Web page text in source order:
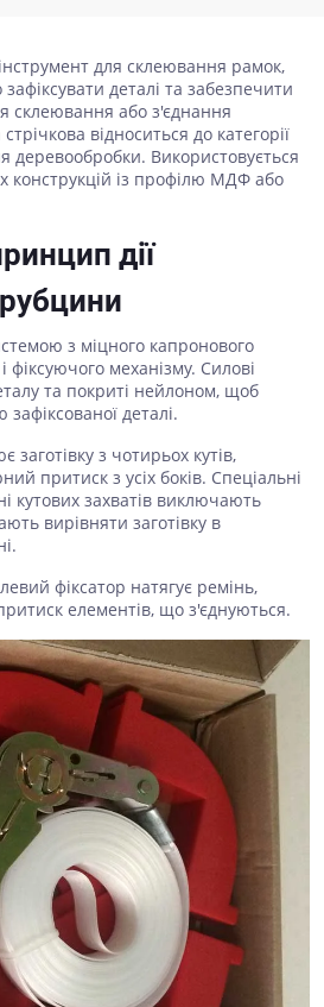
для склеювання рамок,
деталі та забезпечити
склеювання або з'єднання
відноситься до категорії
деревообробки. Використовується
конструкцій із профілю МДФ або
дії
з міцного капронового
фіксуючого механізму. Силові
та покриті нейлоном, щоб
деталі.
з чотирьох кутів,
притиск з усіх боків. Спеціальні
кутових захватів виключають
вирівняти заготівку в
фіксатор натягує ремінь,
елементів, що з'єднуються.